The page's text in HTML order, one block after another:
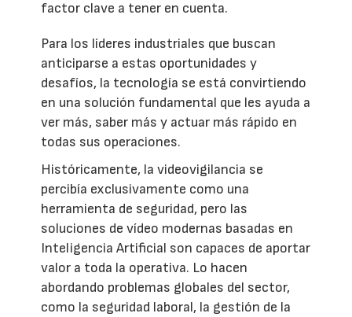
factor clave a tener en cuenta.
Para los líderes industriales que buscan
anticiparse a estas oportunidades y
desafíos, la tecnología se está convirtiendo
en una solución fundamental que les ayuda a
ver más, saber más y actuar más rápido en
todas sus operaciones.
Históricamente, la videovigilancia se
percibía exclusivamente como una
herramienta de seguridad, pero las
soluciones de vídeo modernas basadas en
Inteligencia Artificial son capaces de aportar
valor a toda la operativa. Lo hacen
abordando problemas globales del sector,
como la seguridad laboral, la gestión de la